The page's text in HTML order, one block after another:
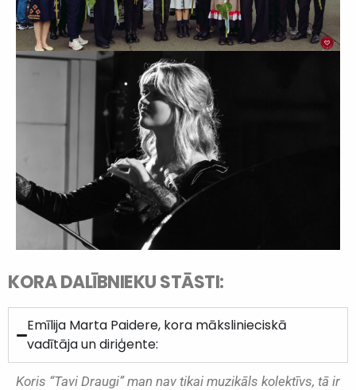
KORA DALĪBNIEKU STĀSTI:
Emīlija Marta Paidere, kora mākslinieciskā
vadītāja un diriģente:
Koris “Tavi Draugi” man nav tikai muzikāls kolektīvs, tā ir